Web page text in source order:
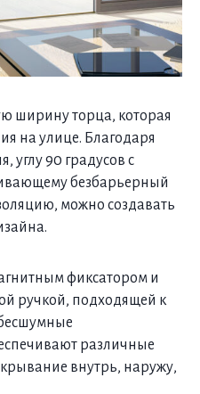
ширину торца, которая
на улице. Благодаря
углу 90 градусов с
безбарьерный
можно создавать
фиксатором и
ручкой, подходящей к
различные
внутрь, наружу,